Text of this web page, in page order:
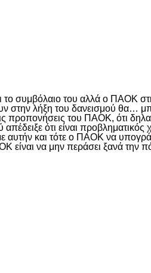
συμβόλαιο του αλλά ο ΠΑΟΚ
στην λήξη του δανεισμού θα…
προπονήσεις του ΠΑΟΚ, ότι
απέδειξε ότι είναι
αυτήν και τότε ο ΠΑΟΚ να
να μην περάσει ξανά την